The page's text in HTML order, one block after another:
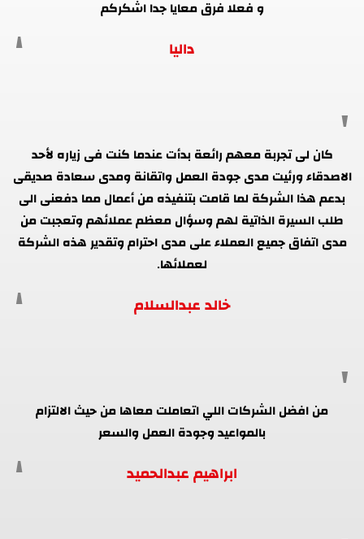
و فعلا فرق معايا جدا اشكركم
داليا
كان لى تجربة معهم رائعة بدأت عندما كنت فى زياره لأحد
الاصدقاء ورئيت مدى جودة العمل واتقانة ومدى سعادة صديقى
بدعم هذا الشركة لما قامت بتنفيذه من أعمال مما دفعنى الى
طلب السيرة الذاتية لهم وسؤال معظم عملائهم وتعجبت من
مدى اتفاق جميع العملاء على مدى احترام وتقدير هذه الشركة
لعملائها.
خالد عبدالسلام
من افضل الشركات اللي اتعاملت معاها من حيث الالتزام
بالمواعيد وجودة العمل والسعر
ابراهيم عبدالحميد